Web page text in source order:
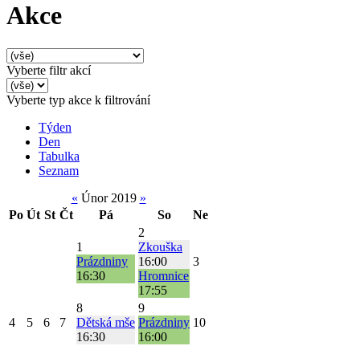
Akce
Vyberte filtr akcí
Vyberte typ akce k filtrování
Týden
Den
Tabulka
Seznam
« Únor 2019 »
Po Út St Čt Pá So Ne
1
Prázdniny
16:30
2
Zkouška
16:00
Hromnice
17:55
3
4 5 6 7
8
Dětská mše
16:30
9
Prázdniny
16:00
10